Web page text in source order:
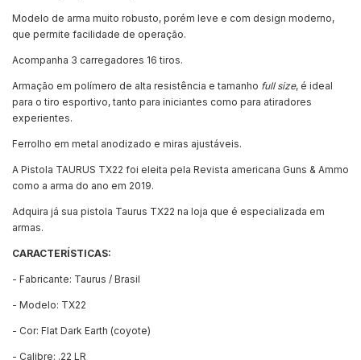
Modelo de arma muito robusto, porém leve e com design moderno,
que permite facilidade de operação.
Acompanha 3 carregadores 16 tiros.
Armação em polímero de alta resistência e tamanho full size, é ideal
para o tiro esportivo, tanto para iniciantes como para atiradores
experientes.
Ferrolho em metal anodizado e miras ajustáveis.
A Pistola TAURUS TX22 foi eleita pela Revista americana Guns & Ammo
como a arma do ano em 2019.
Adquira já sua pistola Taurus TX22 na loja que é especializada em
armas.
CARACTERÍSTICAS:
- Fabricante: Taurus / Brasil
- Modelo: TX22
- Cor: Flat Dark Earth (coyote)
- Calibre: .22 LR